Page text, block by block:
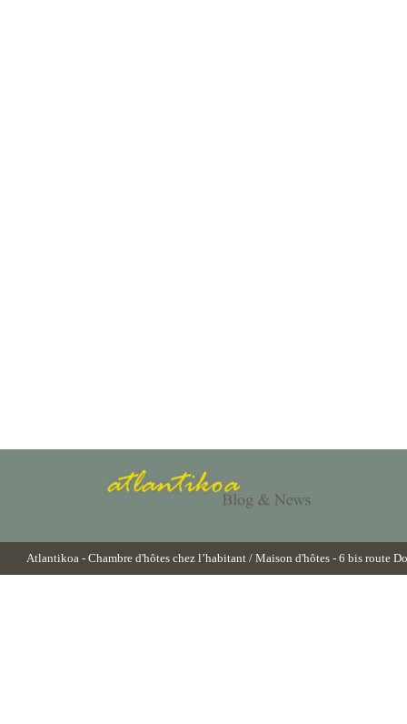
Atlantikoa- Chambre d'hôtes chez l’habitant / Maison d'hôtes - 6 bis route